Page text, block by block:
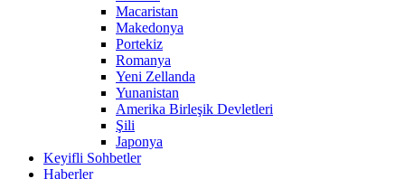
Macaristan
Makedonya
Portekiz
Romanya
Yeni Zellanda
Yunanistan
Amerika Birleşik Devletleri
Şili
Japonya
Keyifli Sohbetler
Haberler